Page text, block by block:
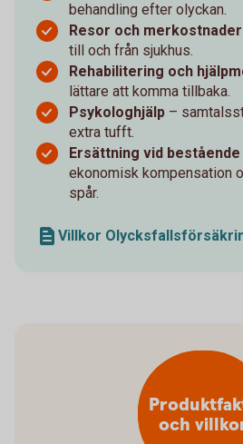
behandling efter olyckan.
Resor och merkostnader
till och från sjukhus.
Rehabilitering och
lättare att komma tillbaka.
Psykologhjälp –
extra tufft.
Ersättning vid
ekonomisk kompensation
spår.
Villkor
och